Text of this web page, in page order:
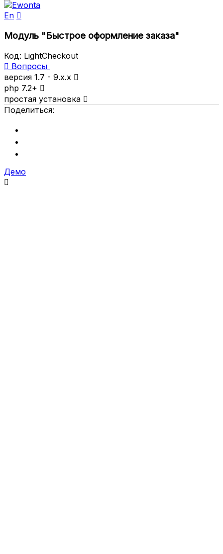
En 
Модуль "Быстрое оформление заказа"
Код: LightCheckout
 Вопросы
версия 1.7 - 9.x.x 
php 7.2+ 
простая установка 
Поделиться:
Демо
